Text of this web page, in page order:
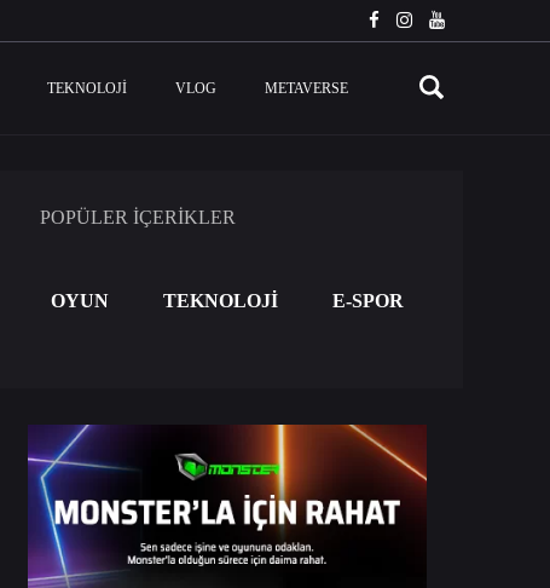
TEKNOLOJI VLOG METAVERSE
POPÜLER İÇERİKLER
OYUN TEKNOLOJİ E-SPOR